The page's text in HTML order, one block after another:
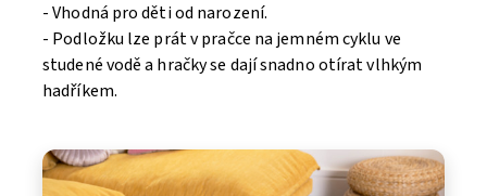
- Vhodná pro děti od narození.
- Podložku lze prát v pračce na jemném cyklu ve
studené vodě a hračky se dají snadno otírat vlhkým
hadříkem.